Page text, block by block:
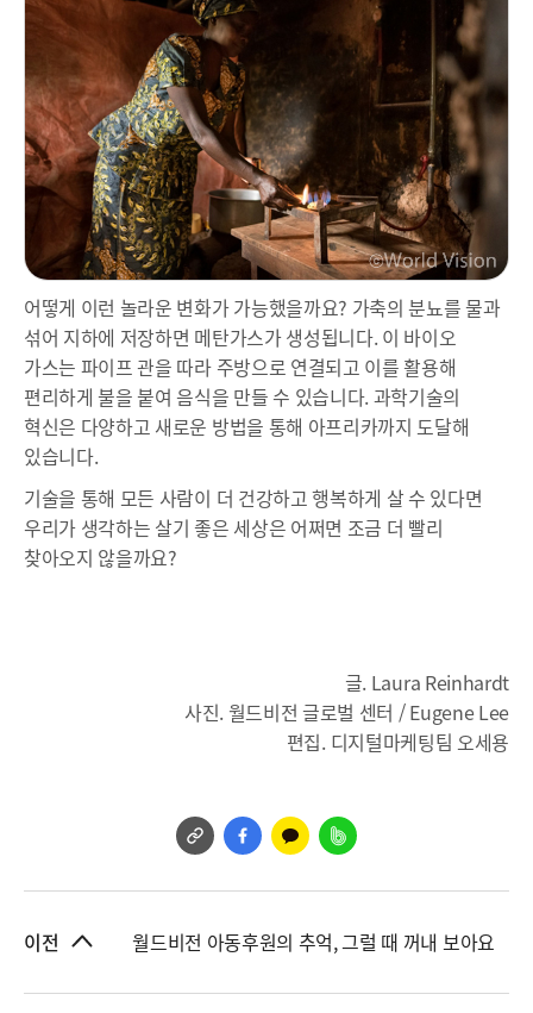
어떻게 이런 놀라운 변화가 가능했을까요? 가축의 분뇨를 물과
섞어 지하에 저장하면 메탄가스가 생성됩니다. 이 바이오
가스는 파이프 관을 따라 주방으로 연결되고 이를 활용해
편리하게 불을 붙여 음식을 만들 수 있습니다. 과학기술의
혁신은 다양하고 새로운 방법을 통해 아프리카까지 도달해
있습니다.
기술을 통해 모든 사람이 더 건강하고 행복하게 살 수 있다면
우리가 생각하는 살기 좋은 세상은 어쩌면 조금 더 빨리
찾아오지 않을까요?
글. Laura Reinhardt
사진. 월드비전 글로벌 센터 / Eugene Lee
편집. 디지털마케팅팀 오세용
이전 월드비전 아동후원의 추억, 그럴 때 꺼내 보아요